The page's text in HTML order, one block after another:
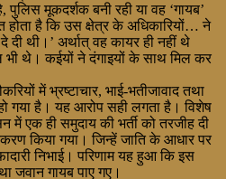
मूकदर्शक बनी रही या वह ‘गायब’
होता है कि उस क्षेत्र के अधिकारियों… ने
थी।’ अर्थात् वह कायर ही नहीं थे
भी थे। कईयों ने दंगाइयों के साथ मिल कर
में भ्रष्टाचार, भाई-भतीजावाद तथा
गया है। यह आरोप सही लगता है। विशेष
में एक ही समुदाय की भर्ती को तरजीह दी
किया गया। जिन्हें जाति के आधार पर
निभाई। परिणाम यह हुआ कि इस
जवान गायब पाए गए।